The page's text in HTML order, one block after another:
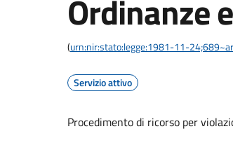
Ordinanze
(urn:nir:stato:legge:1981-11-
Servizio attivo
Procedimento di ricorso per